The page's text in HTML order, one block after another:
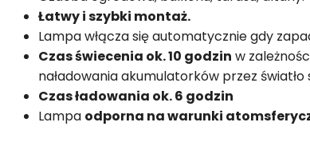
Łatwy i szybki montaż.
Lampa włącza się automatycznie gdy
Czas świecenia ok. 10 godzin w
naładowania akumulatorków przez światło
Czas ładowania ok. 6 godzin
Lampa odporna na warunki